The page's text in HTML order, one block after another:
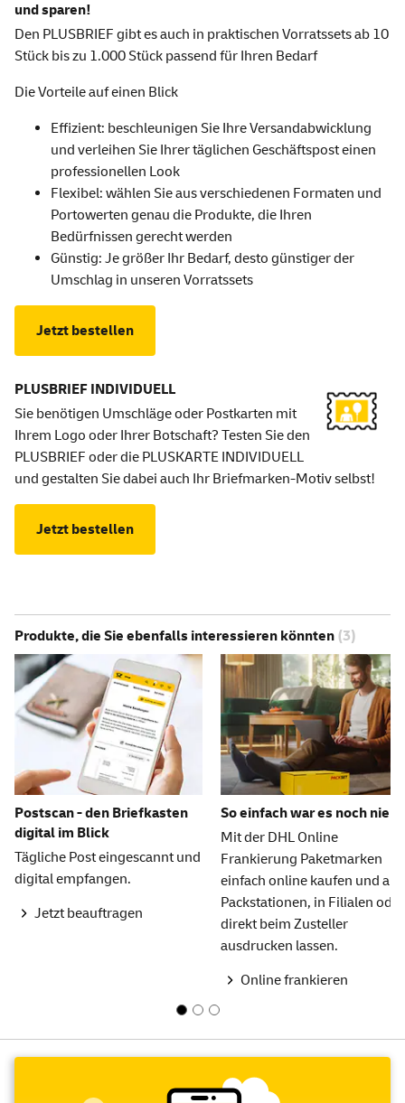
und sparen!
Den PLUSBRIEF gibt es auch in praktischen Vorratssets ab 10
Stück bis zu 1.000 Stück passend für Ihren Bedarf
Die Vorteile auf einen Blick
Effizient: beschleunigen Sie Ihre Versandabwicklung
und verleihen Sie Ihrer täglichen Geschäftspost einen
professionellen Look
Flexibel: wählen Sie aus verschiedenen Formaten und
Portowerten genau die Produkte, die Ihren
Bedürfnissen gerecht werden
Günstig: Je größer Ihr Bedarf, desto günstiger der
Umschlag in unseren Vorratssets
Jetzt bestellen
PLUSBRIEF INDIVIDUELL
Sie benötigen Umschläge oder Postkarten mit
Ihrem Logo oder Ihrer Botschaft? Testen Sie den
PLUSBRIEF oder die PLUSKARTE INDIVIDUELL
und gestalten Sie dabei auch Ihr Briefmarken-Motiv selbst!
Jetzt bestellen
Produkte, die Sie ebenfalls interessieren könnten (3)
Postscan - den Briefkasten
digital im Blick
Tägliche Post eingescannt und
digital empfangen.
Jetzt beauftragen
So einfach war es noch nie
Mit der DHL Online
Frankierung Paketmarken
einfach online kaufen und an
Packstationen, in Filialen oder
direkt beim Zusteller
ausdrucken lassen.
Online frankieren